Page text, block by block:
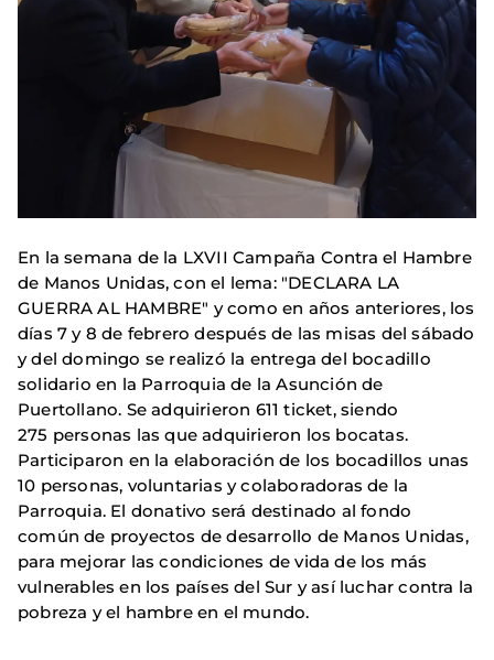
En la semana de la LXVII Campaña Contra el Hambre
de Manos Unidas, con el lema: "DECLARA LA
GUERRA AL HAMBRE" y como en años anteriores, los
días 7 y 8 de febrero después de las misas del sábado
y del domingo se realizó la entrega del bocadillo
solidario en la Parroquia de la Asunción de
Puertollano. Se adquirieron 611 ticket, siendo
275 personas las que adquirieron los bocatas.
Participaron en la elaboración de los bocadillos unas
10 personas, voluntarias y colaboradoras de la
Parroquia. El donativo será destinado al fondo
común de proyectos de desarrollo de Manos Unidas,
para mejorar las condiciones de vida de los más
vulnerables en los países del Sur y así luchar contra la
pobreza y el hambre en el mundo.